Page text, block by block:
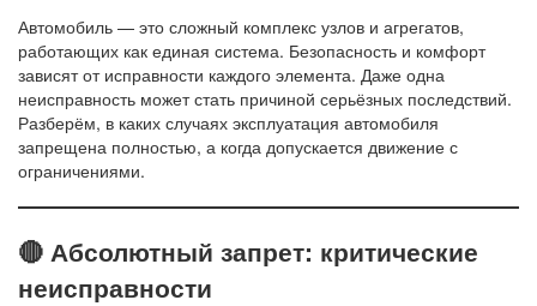
Автомобиль — это сложный комплекс узлов и агрегатов,
работающих как единая система. Безопасность и комфорт
зависят от исправности каждого элемента. Даже одна
неисправность может стать причиной серьёзных последствий.
Разберём, в каких случаях эксплуатация автомобиля
запрещена полностью, а когда допускается движение с
ограничениями.
🔴 Абсолютный запрет: критические
неисправности